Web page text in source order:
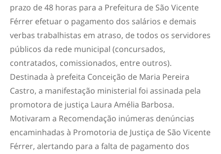
prazo de 48 horas para a Prefeitura de São Vicente
Férrer efetuar o pagamento dos salários e demais
verbas trabalhistas em atraso, de todos os servidores
públicos da rede municipal (concursados,
contratados, comissionados, entre outros).
Destinada à prefeita Conceição de Maria Pereira
Castro, a manifestação ministerial foi assinada pela
promotora de justiça Laura Amélia Barbosa.
Motivaram a Recomendação inúmeras denúncias
encaminhadas à Promotoria de Justiça de São Vicente
Férrer, alertando para a falta de pagamento dos